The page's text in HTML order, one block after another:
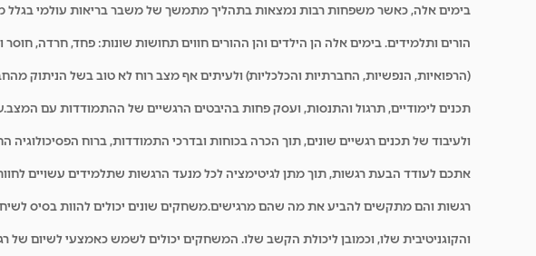
בימים אלה, כאשר משפחות רבות נמצאות בתהליך מתמשך של משבר בריאות עולמי בגלל
הורים ותלמידים. בימים אלה הן הילדים והן ההורים חווים תחושות שונות: פחד, חרדה,
(הרפואיות, הנפשיות, החברתיות והכלכליות) ולעיתים אף מצב רוח לא טוב בשל הניתוק
תכנים לימודיים, תרגול והתנסות, ועסק פחות בהיבטים הרגשיים של ההתמודדות עם המצב.
ולעיבוד של תכנים רגשיים שונים, תוך הכרה בכוחות ובדרכי התמודדות, ברוח
אתכם לעודד הבעת רגשות, תוך מתן לגיטימציה לכל מנעד הרגשות שתלמידים עשויים
רגשות והם מתקשים להביע את מה שהם מרגישים.משחקים שונים יכולים להוות בסיס
והקוגניטיבית שלו, וכמובן ליכולת הקשב שלו. המשחקים יכולים לשמש כאמצעי לשיום